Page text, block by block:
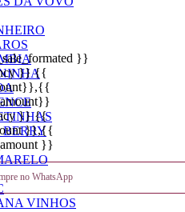
BERRY
VINHOS
}}
}} {{
,{{
}} {{
}},{{
}}
no WhatsApp